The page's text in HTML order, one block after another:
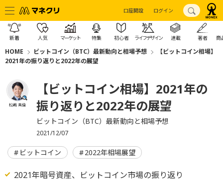
口座開設 ログイン
新着 人気 マーケット 特集 初心者 ライフデザイン 連載 著者 商
HOME ビットコイン（BTC）最新動向と相場予想
【ビットコイン相場】
2021年の振り返りと2022年の展望
松嶋 真倫
【ビットコイン相場】2021年の
振り返りと2022年の展望
ビットコイン（BTC）最新動向と相場予想
2021/12/07
ビットコイン 2022年相場展望
2021年暗号資産、ビットコイン市場の振り返り